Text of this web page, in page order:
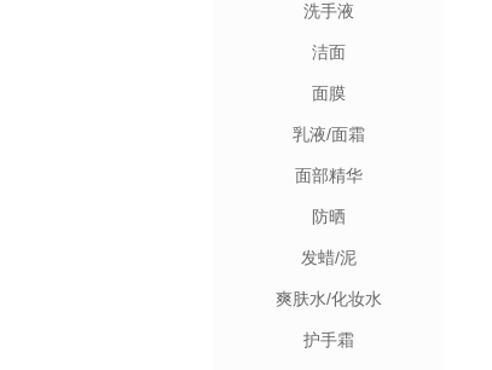
洗手液
洁面
面膜
乳液/面霜
面部精华
防晒
发蜡/泥
爽肤水/化妆水
护手霜